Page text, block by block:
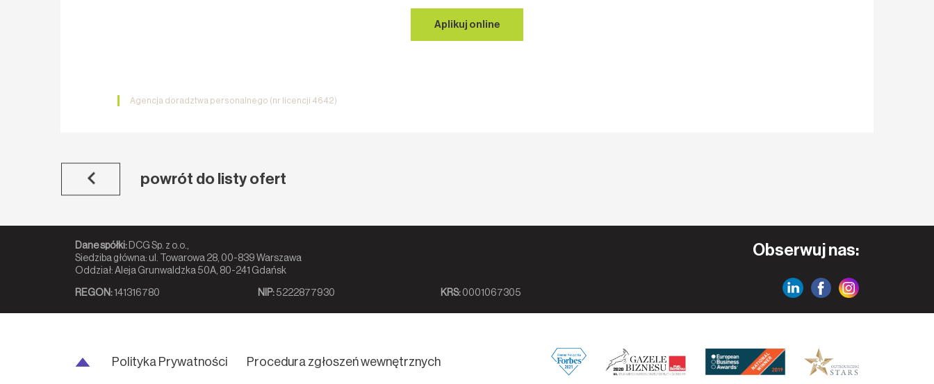
Aplikuj online
Agencja doradztwa personalnego (nr licencji 4642)
powrót do listy ofert
Dane spółki:DCG Sp. z o.o.,
Siedziba główna: ul. Towarowa 28, 00-839 Warszawa
Oddział: Aleja Grunwaldzka 50A, 80-241 Gdańsk
REGON:141316780 NIP:5222877930 KRS:0001067305
Obserwuj nas:
Polityka Prywatności Procedura zgłoszeń wewnętrznych